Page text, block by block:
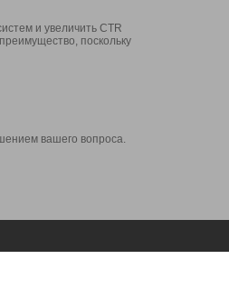
и увеличить CTR
поскольку
вашего вопроса.